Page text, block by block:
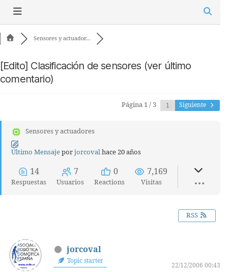
Sensores y actuador...
[Edito] Clasificación de sensores (ver último
comentario)
Página 1 / 3 Siguiente
Sensores y actuadores
Último Mensajeporjorcovalhace 20 años
14
Respuestas
7
Usuarios
0
Reactions
7,169
Visitas
RSS
jorcoval
Topic starter
22/12/2006 00:43